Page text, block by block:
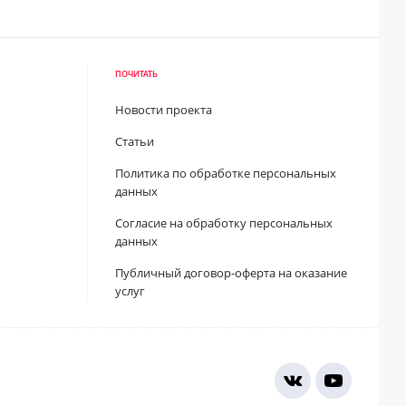
ПОЧИТАТЬ
Новости проекта
Статьи
Политика по обработке персональных
данных
Согласие на обработку персональных
данных
Публичный договор-оферта на оказание
услуг